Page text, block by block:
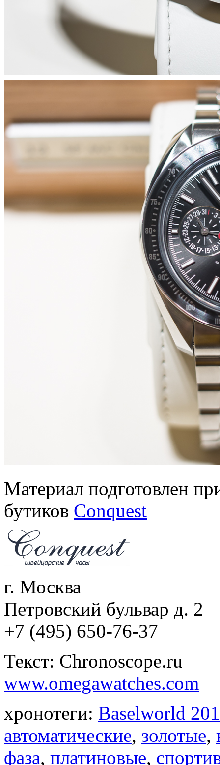
Материал подготовлен
бутиков Conquest
г. Москва
Петровский бульвар д. 2
+7 (495) 650-76-37
Текст: Chronoscope.ru
www.omegawatches.com
хронотеги: Baselworld
автоматические, золотые,
фаза, платиновые,